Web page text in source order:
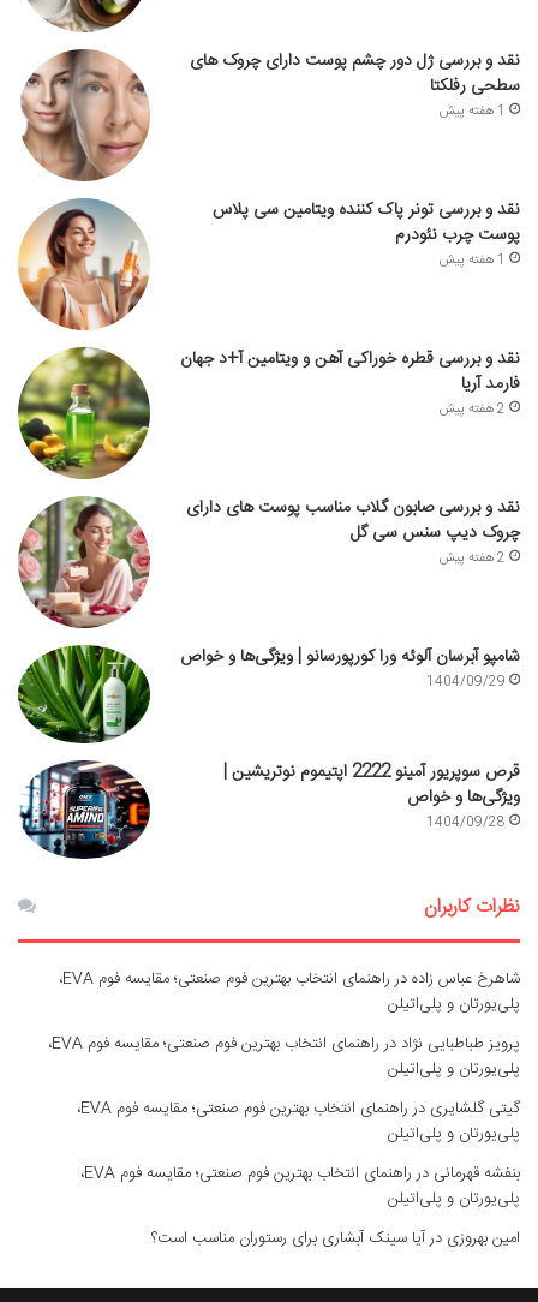
نقد و بررسی ژل دور چشم پوست دارای چروک های
سطحی رفلکتا
1 هفته پیش
نقد و بررسی تونر پاک کننده ویتامین سی پلاس
پوست چرب نئودرم
1 هفته پیش
نقد و بررسی قطره خوراکی آهن و ویتامین آ+د جهان
فارمد آریا
2 هفته پیش
نقد و بررسی صابون گلاب مناسب پوست های دارای
چروک دیپ سنس سی گل
2 هفته پیش
شامپو آبرسان آلوئه ورا کورپورسانو | ویژگی‌ها و خواص
1404/09/29
قرص سوپریور آمینو 2222 اپتیموم نوتریشین |
ویژگی‌ها و خواص
1404/09/28
نظرات کاربران
شاهرخ عباس زادهدر
راهنمای انتخاب بهترین فوم صنعتی؛ مقایسه فوم EVA،
پلی‌یورتان و پلی‌اتیلن
پرویز طباطبایی نژاد در
راهنمای انتخاب بهترین فوم صنعتی؛ مقایسه فوم EVA،
پلی‌یورتان و پلی‌اتیلن
گیتی گلشایری در
راهنمای انتخاب بهترین فوم صنعتی؛ مقایسه فوم EVA،
پلی‌یورتان و پلی‌اتیلن
بنفشه قهرمانی در
راهنمای انتخاب بهترین فوم صنعتی؛ مقایسه فوم EVA،
پلی‌یورتان و پلی‌اتیلن
امین بهروزی درآیا سینک آبشاری برای رستوران مناسب است؟